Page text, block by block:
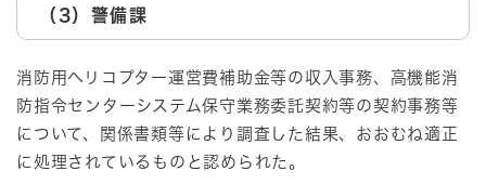
（3）警備課
消防用ヘリコプター運営費補助金等の収入事務、高機能消
防指令センターシステム保守業務委託契約等の契約事務等
について、関係書類等により調査した結果、おおむね適正
に処理されているものと認められた。